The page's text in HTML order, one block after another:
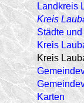
Landkreis
Kreis
Städte
Kreis
Kreis
Karten